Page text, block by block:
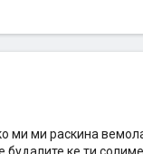
ми ми раскина